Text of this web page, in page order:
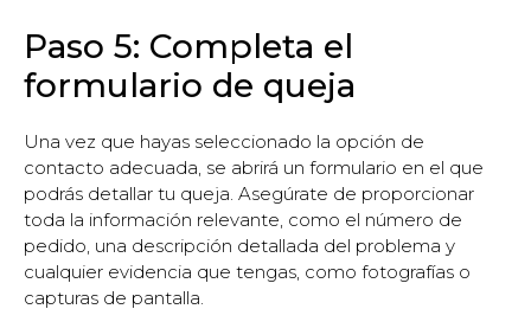
Paso 5: Completa el
formulario de queja
Una vez que hayas seleccionado la opción de
contacto adecuada, se abrirá un formulario en el que
podrás detallar tu queja. Asegúrate de proporcionar
toda la información relevante, como el número de
pedido, una descripción detallada del problema y
cualquier evidencia que tengas, como fotografías o
capturas de pantalla.